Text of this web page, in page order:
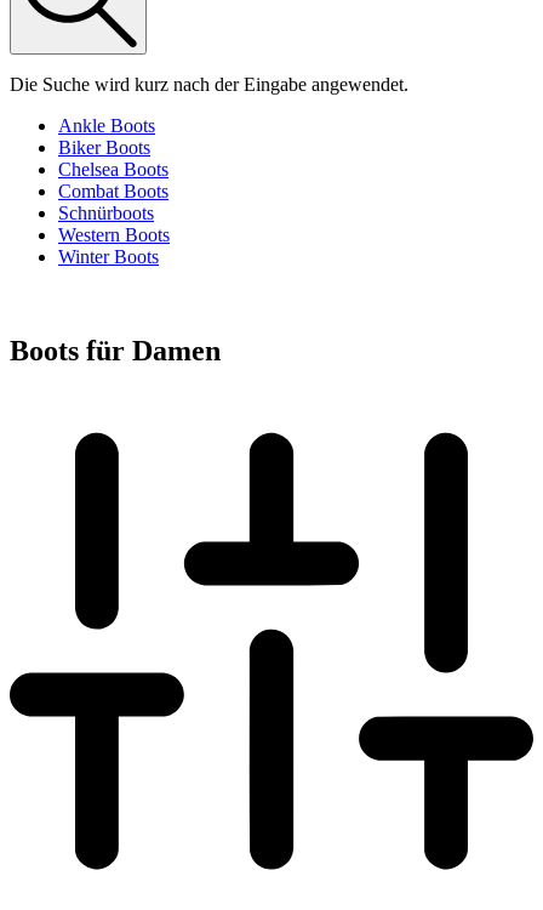
Die Suche wird kurz nach der Eingabe angewendet.
Ankle Boots
Biker Boots
Chelsea Boots
Combat Boots
Schnürboots
Western Boots
Winter Boots
Boots für Damen